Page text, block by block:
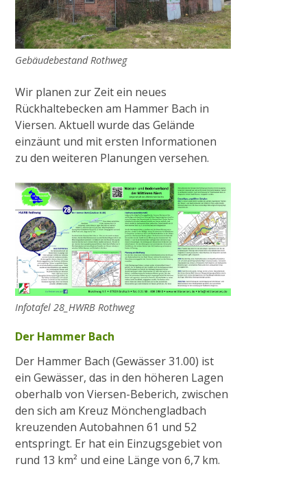
Gebäudebestand Rothweg
Wir planen zur Zeit ein neues
Rückhaltebecken am Hammer Bach in
Viersen. Aktuell wurde das Gelände
einzäunt und mit ersten Informationen
zu den weiteren Planungen versehen.
Infotafel 28_HWRB Rothweg
Der Hammer Bach
Der Hammer Bach (Gewässer 31.00) ist
ein Gewässer, das in den höheren Lagen
oberhalb von Viersen-Beberich, zwischen
den sich am Kreuz Mönchengladbach
kreuzenden Autobahnen 61 und 52
entspringt. Er hat ein Einzugsgebiet von
rund 13 km² und eine Länge von 6,7 km.